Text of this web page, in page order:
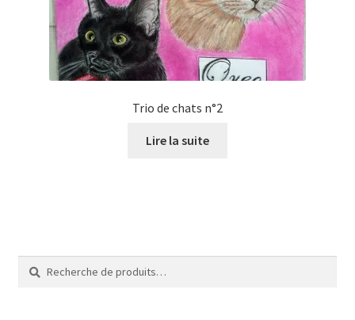
WPMS HTML Sitemap
Trio de chats n°2
Lire la suite
Recherche
pour :
Recherche